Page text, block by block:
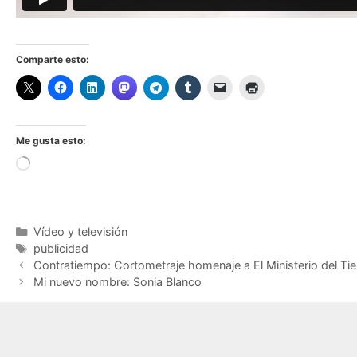
Comparte esto:
Me gusta esto:
Cargando...
Categorías
Vídeo y televisión
Etiquetas
publicidad
Contratiempo: Cortometraje homenaje a El Ministerio del
Mi nuevo nombre: Sonia Blanco